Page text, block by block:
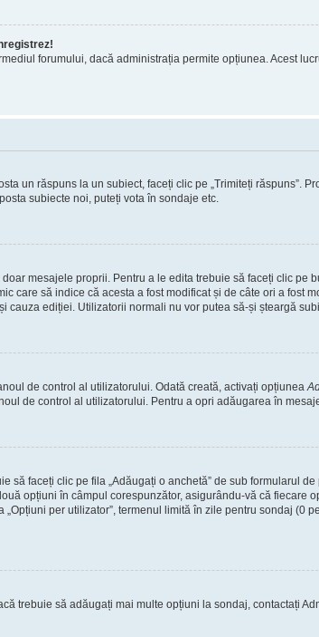
forumului, dacă administrația permite opțiunea. Acest
un răspuns la un subiect, faceți clic pe „Trimiteți răspuns”.
subiecte noi, puteți vota în sondaje etc.
mesajele proprii. Pentru a le edita trebuie să faceți clic pe
care să indice că acesta a fost modificat și de câte ori a fost
ediției. Utilizatorii normali nu vor putea să-și șteargă
de control al utilizatorului. Odată creată, activați opțiunea
de control al utilizatorului. Pentru a opri adăugarea în
să faceți clic pe fila „Adăugați o anchetă” de sub formularul
opțiuni în câmpul corespunzător, asigurându-vă că fiecare
per utilizator”, termenul limită în zile pentru sondaj (0
trebuie să adăugați mai multe opțiuni la sondaj, contactați